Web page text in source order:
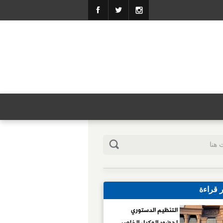
قراءة
التنظيم الدستوري